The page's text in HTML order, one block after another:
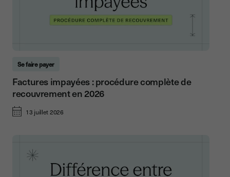
Se faire payer
Factures impayées : procédure complète de
recouvrement en 2026
13 juillet 2026